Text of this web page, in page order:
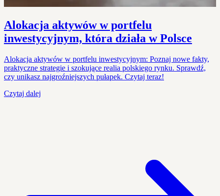
Alokacja aktywów w portfelu
inwestycyjnym, która działa w Polsce
Alokacja aktywów w portfelu inwestycyjnym: Poznaj nowe fakty,
praktyczne strategie i szokujące realia polskiego rynku. Sprawdź,
czy unikasz najgroźniejszych pułapek. Czytaj teraz!
Czytaj dalej